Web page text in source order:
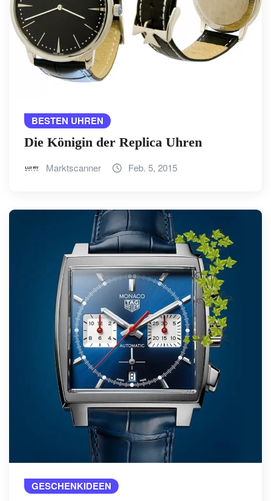
BESTEN UHREN
Die Königin der Replica Uhren
Marktscanner Feb. 5, 2015
GESCHENKIDEEN